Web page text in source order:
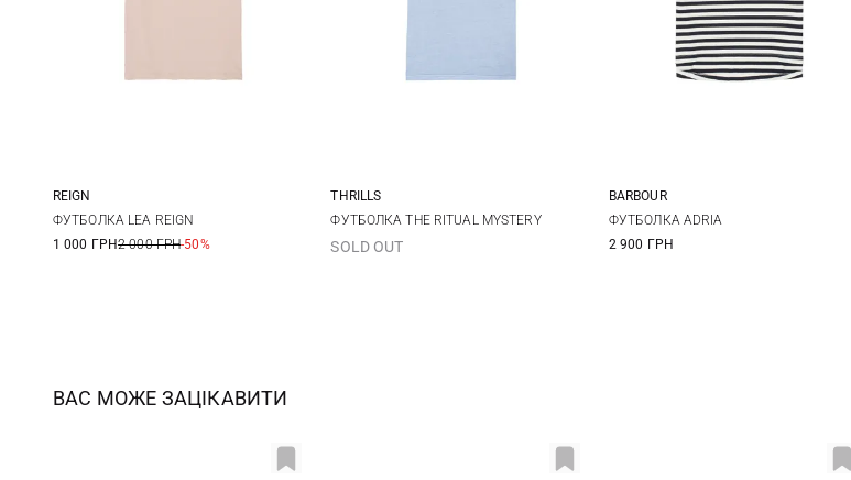
S
REIGN
ФУТБОЛКА LEA REIGN
1 000 ГРН2 000 ГРН-50%
S M L
THRILLS
ФУТБОЛКА THE RITUAL MYSTERY
SOLD OUT
8 10
BARBOUR
ФУТБОЛКА ADRIA
2 900 ГРН
ВАС МОЖЕ ЗАЦІКАВИТИ